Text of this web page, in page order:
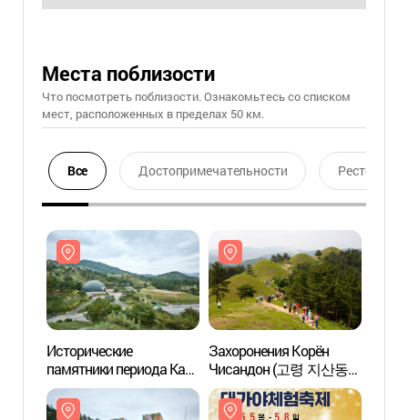
Места поблизости
Что посмотреть поблизости. Ознакомьтесь со списком
мест, расположенных в пределах 50 км.
Все Достопримечательности Ресторан
Исторические
памятники периода Кая
в Корёне
Захоронения Корён
Чисандон (고령 지산동
고분군)